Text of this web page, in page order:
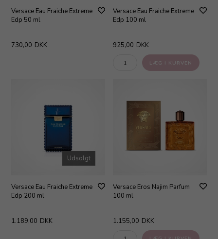
Versace Eau Fraiche Extreme
Edp 50 ml
730,00 DKK
Versace Eau Fraiche Extreme
Edp 100 ml
925,00 DKK
Udsolgt
Versace Eau Fraiche Extreme
Edp 200 ml
1.189,00 DKK
Versace Eros Najim Parfum
100 ml
1.155,00 DKK